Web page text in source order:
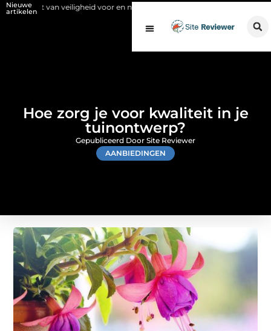
Nieuwe
artikelen
veiligheid voor en na de SCIOS-keuring van de stookinstallatie
Hoe zorg je voor kwaliteit in je
tuinontwerp?
AANBIEDINGEN
Gepubliceerd Door Site Reviewer